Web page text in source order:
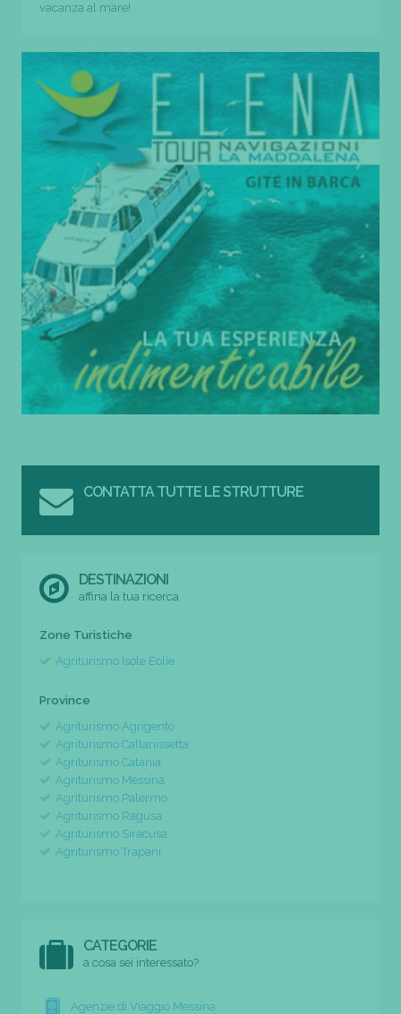
vacanza al mare!
CONTATTA TUTTE LE STRUTTURE
DESTINAZIONI
affina la tua ricerca
Zone Turistiche
Agriturismo Isole Eolie
Province
Agriturismo Agrigento
Agriturismo Caltanissetta
Agriturismo Catania
Agriturismo Messina
Agriturismo Palermo
Agriturismo Ragusa
Agriturismo Siracusa
Agriturismo Trapani
CATEGORIE
a cosa sei interessato?
Agenzie di Viaggio Messina